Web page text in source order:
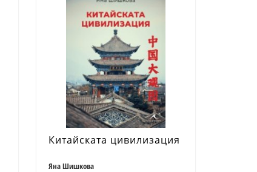
Китайската цивилизация
Яна Шишкова